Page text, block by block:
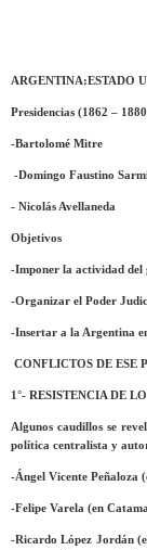
ARGENTINA:ESTADO
Presidencias (1862 –
-Bartolomé Mitre
-Domingo Faustino
- Nicolás Avellaneda
Objetivos
-Imponer la actividad del
-Organizar el Poder
-Insertar a la Argentina
CONFLICTOS DE ESE
1°- RESISTENCIA DE
Algunos caudillos se
política centralista y
-Ángel Vicente Peñaloza
-Felipe Varela (en
-Ricardo López Jordán